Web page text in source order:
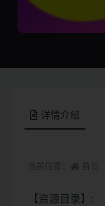
详情介绍
【资源目录】: